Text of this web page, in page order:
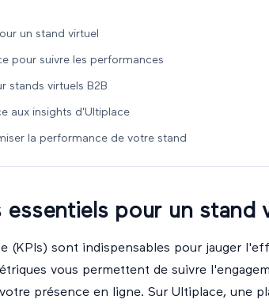
un stand virtuel
pour suivre les performances
stands virtuels B2B
aux insights d'Ultiplace
la performance de votre stand
essentiels pour un stand
(KPIs) sont indispensables pour jauger
vous permettent de suivre
présence en ligne. Sur Ultiplace, une